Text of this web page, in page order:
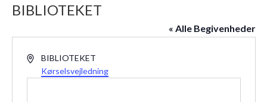
BIBLIOTEKET
« Alle Begivenheder
AdresseBIBLIOTEKET
Kørselsvejledning